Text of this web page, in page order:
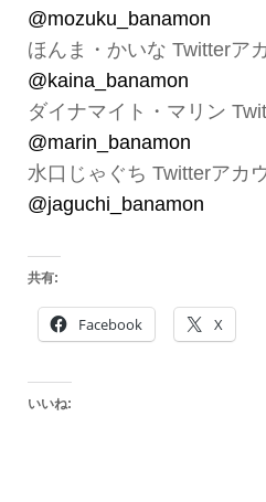
@mozuku_banamon
ほんま・かいな Twitterア
@kaina_banamon
ダイナマイト・マリン
@marin_banamon
水口じゃぐち Twitterアカ
@jaguchi_banamon
共有:
Facebook X
いいね: